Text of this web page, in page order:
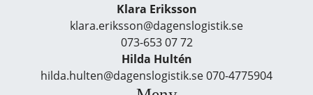
Klara Eriksson
klara.eriksson@dagenslogistik.se
073-653 07 72
Hilda Hultén
hilda.hulten@dagenslogistik.se 070-4775904